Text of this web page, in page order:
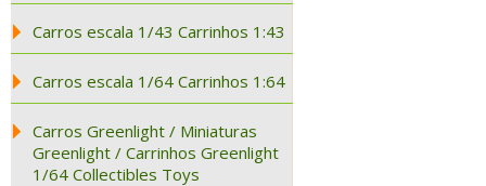
Carros escala 1/43 Carrinhos 1:43
Carros escala 1/64 Carrinhos 1:64
Carros Greenlight / Miniaturas
Greenlight / Carrinhos Greenlight
1/64 Collectibles Toys